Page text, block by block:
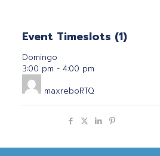
Event Timeslots (1)
Domingo
3:00 pm - 4:00 pm
maxreboRTQ